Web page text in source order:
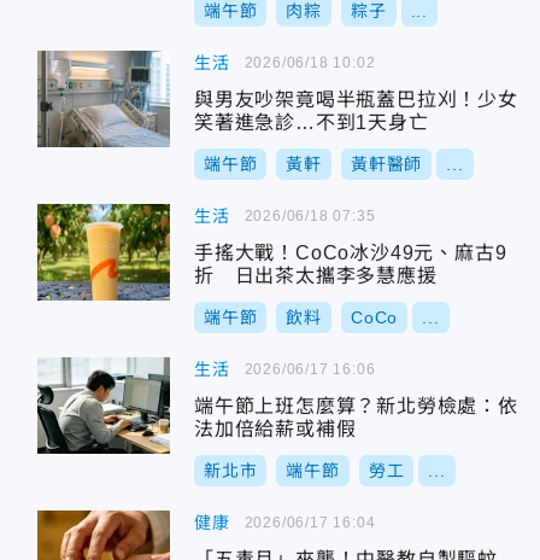
端午節 肉粽 粽子
生活
與男友吵架竟喝半瓶蓋巴拉刈！少女
笑著進急診…不到1天身亡
端午節 黃軒 黃軒醫師
2026/06/18 10:02
生活
手搖大戰！CoCo冰沙49元、麻古9
折 日出茶太攜李多慧應援
端午節 飲料 CoCo
2026/06/18 07:35
生活
端午節上班怎麼算？新北勞檢處：依
法加倍給薪或補假
新北市 端午節 勞工
2026/06/17 16:06
健康 2026/06/17 16:04